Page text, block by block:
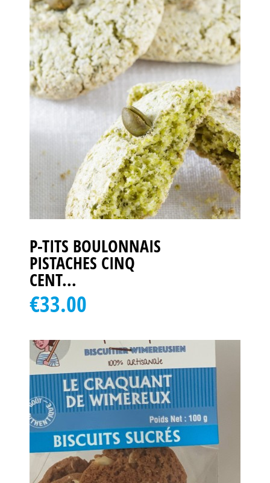
P-TITS BOULONNAIS
PISTACHES CINQ
CENT...
€33.00